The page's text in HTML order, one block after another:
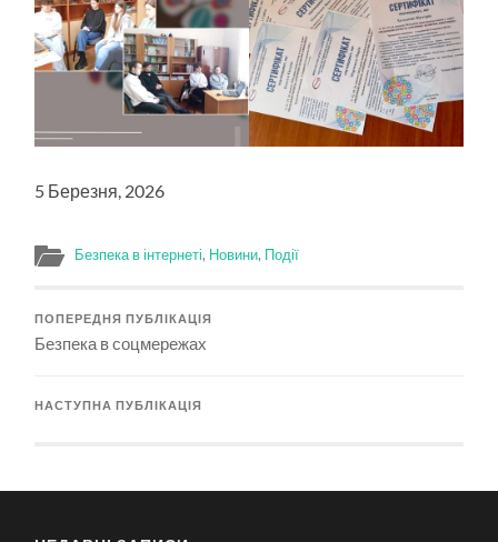
5 Березня, 2026
Безпека в інтернеті, Новини, Події
ПОПЕРЕДНЯ ПУБЛІКАЦІЯ
Безпека в соцмережах
НАСТУПНА ПУБЛІКАЦІЯ